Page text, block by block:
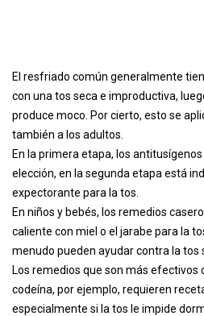
El resfriado común generalmente
con una tos seca e improductiva,
produce moco. Por cierto, esto se
también a los adultos.
En la primera etapa, los
elección, en la segunda etapa está
expectorante para la tos.
En niños y bebés, los remedios
caliente con miel o el jarabe para la
menudo pueden ayudar contra la tos
Los remedios que son más efectivos
codeína, por ejemplo, requieren
especialmente si la tos le impide